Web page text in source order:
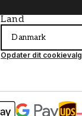
Land
Danmark
Opdater dit cookievalg